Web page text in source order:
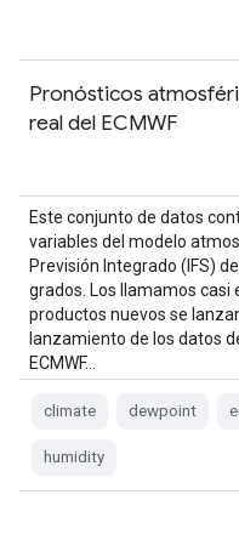
Pronósticos
real del ECMWF
Este conjunto de datos
variables del modelo
Previsión Integrado (IFS)
grados. Los llamamos casi
productos nuevos se
lanzamiento de los datos
ECMWF…
climate dewpoint
humidity